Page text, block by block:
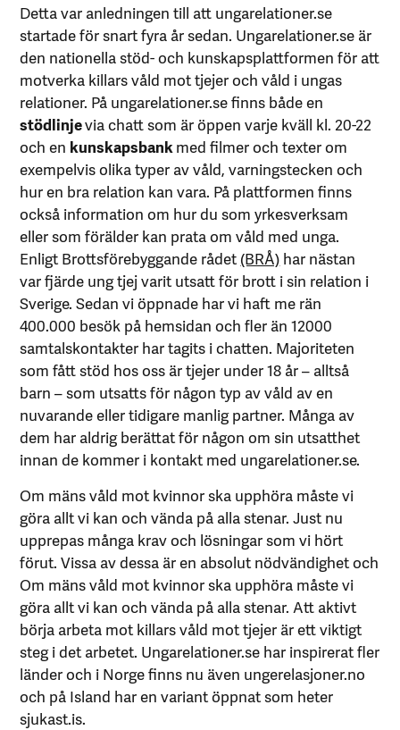
Detta var anledningen till att ungarelationer.se
startade för snart fyra år sedan. Ungarelationer.se är
den nationella stöd- och kunskapsplattformen för att
motverka killars våld mot tjejer och våld i ungas
relationer. På ungarelationer.se finns både en
stödlinjevia chatt som är öppen varje kväll kl. 20-22
och en kunskapsbankmed filmer och texter om
exempelvis olika typer av våld, varningstecken och
hur en bra relation kan vara. På plattformen finns
också information om hur du som yrkesverksam
eller som förälder kan prata om våld med unga.
Enligt Brottsförebyggande rådet (BRÅ) har nästan
var fjärde ung tjej varit utsatt för brott i sin relation i
Sverige. Sedan vi öppnade har vi haft me rän
400.000 besök på hemsidan och fler än 12000
samtalskontakter har tagits i chatten. Majoriteten
som fått stöd hos oss är tjejer under 18 år – alltså
barn – som utsatts för någon typ av våld av en
nuvarande eller tidigare manlig partner. Många av
dem har aldrig berättat för någon om sin utsatthet
innan de kommer i kontakt med ungarelationer.se.
Om mäns våld mot kvinnor ska upphöra måste vi
göra allt vi kan och vända på alla stenar. Just nu
upprepas många krav och lösningar som vi hört
förut. Vissa av dessa är en absolut nödvändighet och
Om mäns våld mot kvinnor ska upphöra måste vi
göra allt vi kan och vända på alla stenar. Att aktivt
börja arbeta mot killars våld mot tjejer är ett viktigt
steg i det arbetet. Ungarelationer.se har inspirerat fler
länder och i Norge finns nu även ungerelasjoner.no
och på Island har en variant öppnat som heter
sjukast.is.